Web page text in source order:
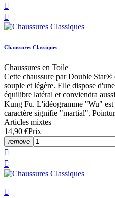


Chaussures Classiques
Chaussures en Toile
Cette chaussure par Double Star®
souple et légère. Elle dispose
équilibre latéral et conviendra
Kung Fu. L'idéogramme "Wu"
caractère signifie "martial".
Articles mixtes
14,90 €Prix
remove


